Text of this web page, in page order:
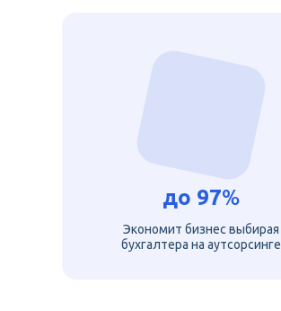
до 97%
Экономит бизнес выбирая
бухгалтера на аутсорсинге